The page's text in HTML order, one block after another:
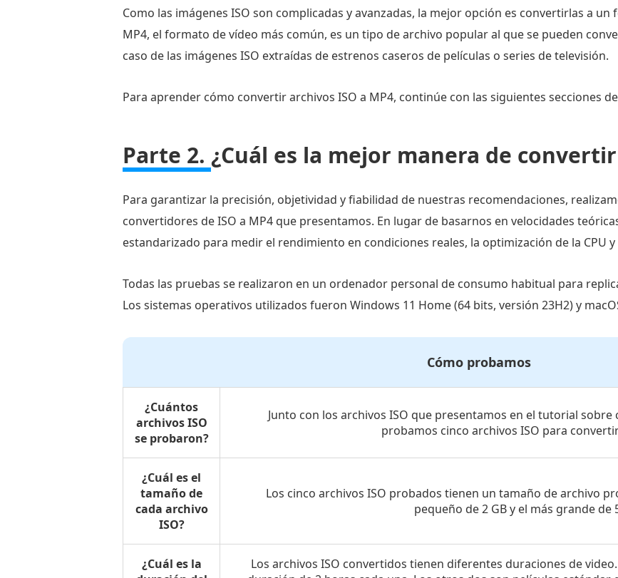
ISO
a
MP4?
3.
ISO
MP4
con
el
más
fácil
rápido
4.
Cómo
convertir
ISO
MP4
en
VLC
usando
2
Como las imágenes ISO son complicadas y avanzadas, la mejor opción es convertirlas a
MP4, el formato de vídeo más común, es un tipo de archivo popular al que se pueden
caso de las imágenes ISO extraídas de estrenos caseros de películas o series de televisión.
Para aprender cómo convertir archivos ISO a MP4, continúe con las siguientes secciones
Parte 2. ¿Cuál es la mejor manera de convertir
Para garantizar la precisión, objetividad y fiabilidad de nuestras recomendaciones,
convertidores de ISO a MP4 que presentamos. En lugar de basarnos en velocidades
estandarizado para medir el rendimiento en condiciones reales, la optimización de la CPU
Todas las pruebas se realizaron en un ordenador personal de consumo habitual para
Los sistemas operativos utilizados fueron Windows 11 Home (64 bits, versión 23H2) y
Cómo probamos
¿Cuántos
archivos ISO
se probaron?
Junto con los archivos ISO que presentamos en el tutorial
probamos cinco archivos ISO para
¿Cuál es el
tamaño de
cada archivo
ISO?
Los cinco archivos ISO probados tienen un tamaño de archivo
pequeño de 2 GB y el más grande de
¿Cuál es la
Los archivos ISO convertidos tienen diferentes duraciones de